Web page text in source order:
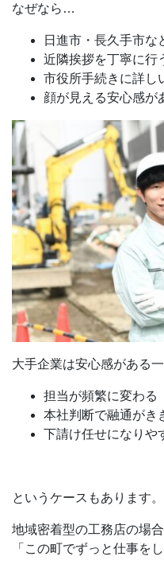
なぜなら…
日進市・長久手市な
近隣挨拶を丁寧に行
市役所手続きに詳し
顔が見える安心感が
大手企業は安心感がある一
担当が頻繁に変わる
本社判断で融通がき
下請け任せになりや
というケースもあります。
地域密着型の工務店の場合
「この町でずっと仕事を